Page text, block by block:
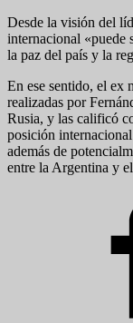
Desde la visión del
internacional «puede
la paz del país y la
En ese sentido, el ex
realizadas por
Rusia, y las calificó
posición
además de
entre la Argentina y